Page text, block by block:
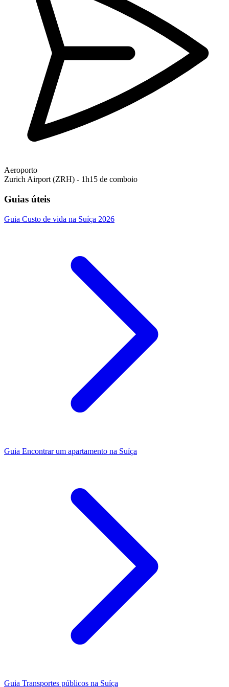
Aeroporto
Zurich Airport (ZRH) - 1h15 de comboio
Guias úteis
Guia Custo de vida na Suíça 2026
Guia Encontrar um apartamento na Suíça
Guia Transportes públicos na Suíça